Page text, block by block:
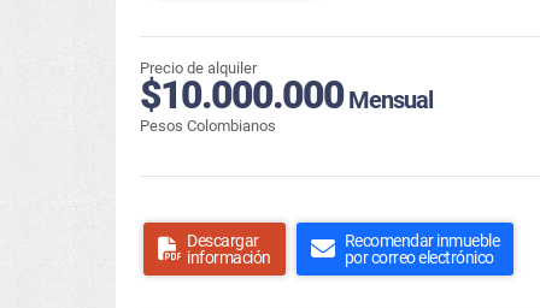
Precio de alquiler
$10.000.000Mensual
Pesos Colombianos
Descargar
información
Recomendar inmueble
por correo electrónico